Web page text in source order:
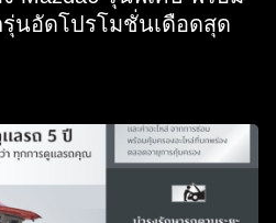
นอัดโปรโมชั่นเดือดสุด